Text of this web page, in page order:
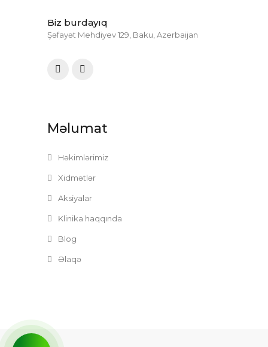
Biz burdayıq
Şəfayət Mehdiyev 129, Baku, Azerbaijan
Məlumat
Həkimlərimiz
Xidmətlər
Aksiyalar
Klinika haqqında
Blog
Əlaqə